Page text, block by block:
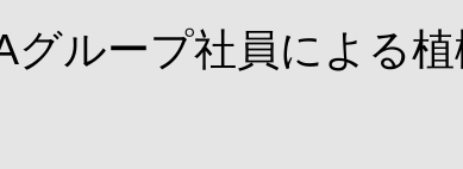
ループ社員による植